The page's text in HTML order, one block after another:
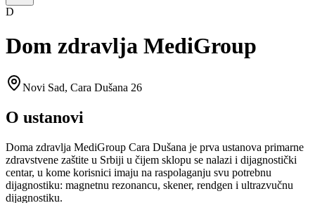
D
Dom zdravlja MediGroup
Novi Sad, Cara Dušana 26
O ustanovi
Doma zdravlja MediGroup Cara Dušana je prva ustanova primarne
zdravstvene zaštite u Srbiji u čijem sklopu se nalazi i dijagnostički
centar, u kome korisnici imaju na raspolaganju svu potrebnu
dijagnostiku: magnetnu rezonancu, skener, rendgen i ultrazvučnu
dijagnostiku.